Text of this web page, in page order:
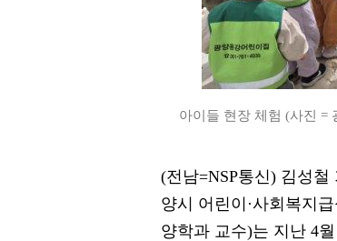
아이들 현장 체험 (사진 =
(전남=NSP통신) 김성
양시 어린이·사회복지
양학과 교수)는 지난 4